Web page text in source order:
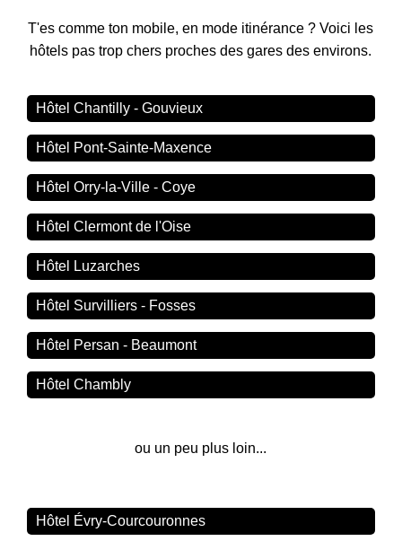
T'es comme ton mobile, en mode itinérance ? Voici les
hôtels pas trop chers proches des gares des environs.
Hôtel Chantilly - Gouvieux
Hôtel Pont-Sainte-Maxence
Hôtel Orry-la-Ville - Coye
Hôtel Clermont de l'Oise
Hôtel Luzarches
Hôtel Survilliers - Fosses
Hôtel Persan - Beaumont
Hôtel Chambly
ou un peu plus loin...
Hôtel Évry-Courcouronnes